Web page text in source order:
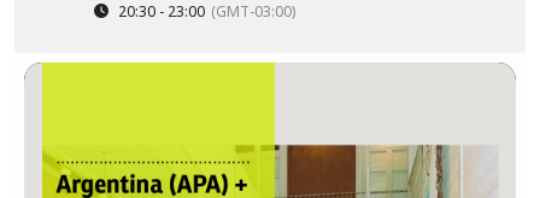
20:30 - 23:00 (GMT-03:00)